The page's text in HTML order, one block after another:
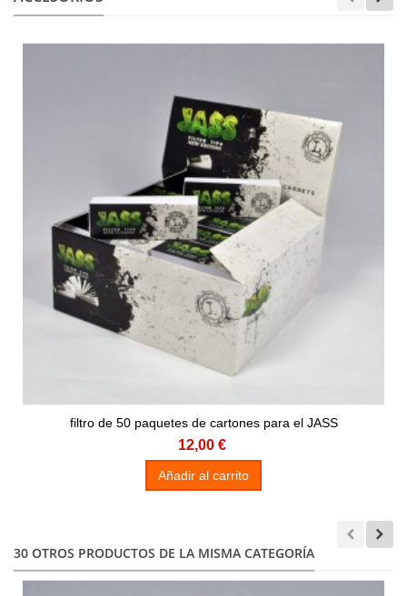
filtro de 50 paquetes de cartones para el JASS
12,00 €
Añadir al carrito
30 OTROS PRODUCTOS DE LA MISMA CATEGORÍA